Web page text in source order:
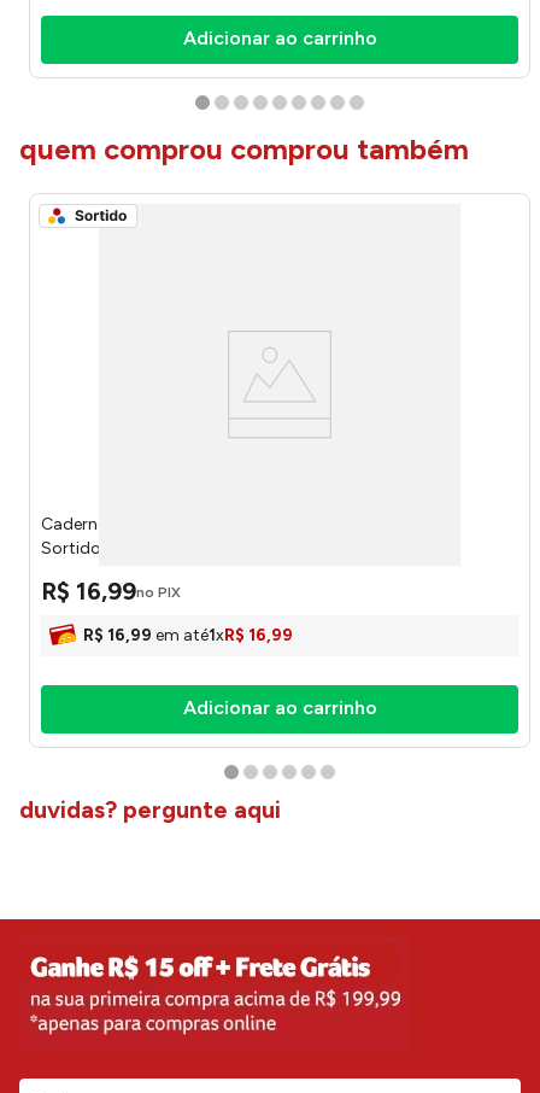
Adicionar ao carrinho
quem comprou comprou também
Caderno Universitário Brochura Power Truck 80 Folhas
Sortido - Animativa
R$ 16,99no PIX
R$ 16,99 em até1xR$ 16,99
Adicionar ao carrinho
duvidas? pergunte aqui